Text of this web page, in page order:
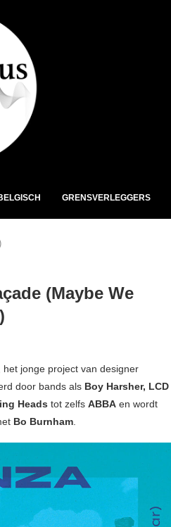
GRENSVERLEGGERS
(Maybe We
het jonge project van designer
door bands als Boy Harsher, LCD
Heads tot zelfs ABBA en wordt
Bo Burnham.